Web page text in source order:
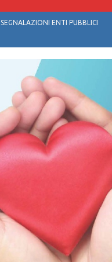
SEGNALAZIONI ENTI PUBBLICI